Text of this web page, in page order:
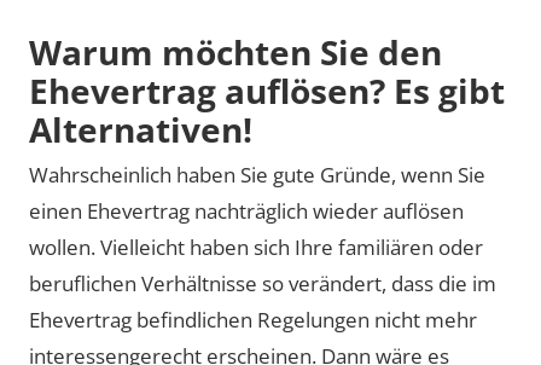
Warum möchten Sie den
Ehevertrag auflösen? Es gibt
Alternativen!
Wahrscheinlich haben Sie gute Gründe, wenn Sie
einen Ehevertrag nachträglich wieder auflösen
wollen. Vielleicht haben sich Ihre familiären oder
beruflichen Verhältnisse so verändert, dass die im
Ehevertrag befindlichen Regelungen nicht mehr
interessengerecht erscheinen. Dann wäre es